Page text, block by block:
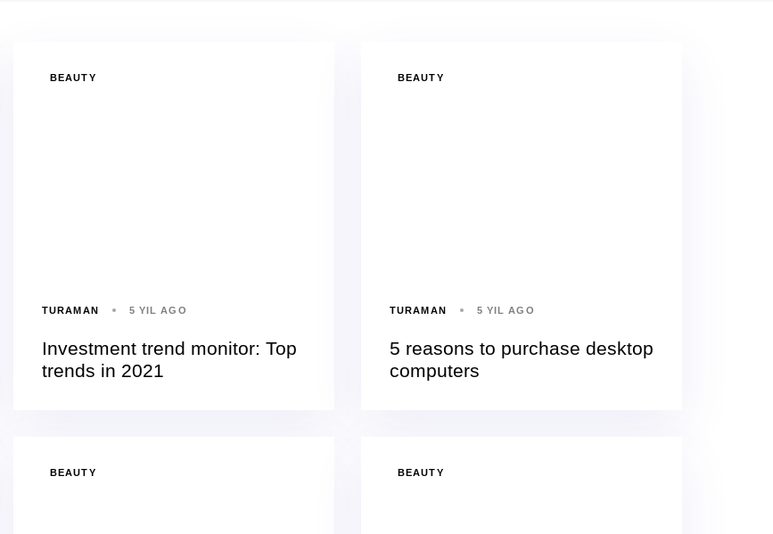
BEAUTY
TURAMAN 5 YIL AGO
Investment trend monitor: Top
trends in 2021
BEAUTY
TURAMAN 5 YIL AGO
5 reasons to purchase desktop
computers
BEAUTY BEAUTY